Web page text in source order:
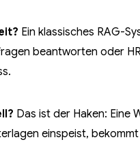
Ein klassisches RAG-
beantworten oder
Das ist der Haken: Eine
einspeist,